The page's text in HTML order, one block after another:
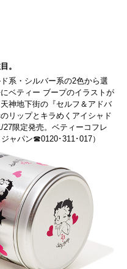
。
系・シルバー系の2色から選
ベティー ブープのイラストが
神地下街の『セルフ＆アドバ
リップとキラめくアイシャド
限定発売。ベティーコフレ
ャパン☎0120･311･017）